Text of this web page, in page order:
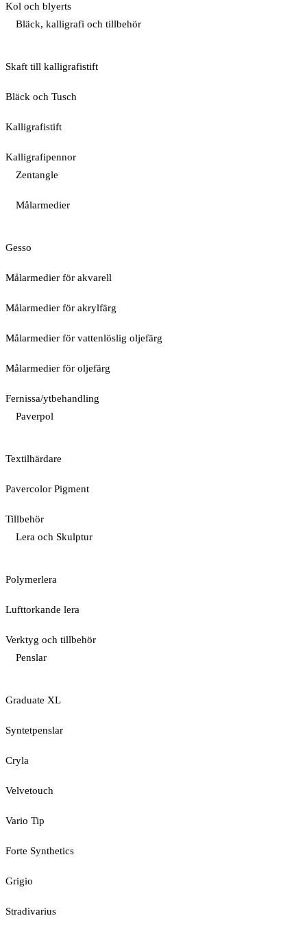
Kol och blyerts
Bläck, kalligrafi och tillbehör
Skaft till kalligrafistift
Bläck och Tusch
Kalligrafistift
Kalligrafipennor
Zentangle
Målarmedier
Gesso
Målarmedier för akvarell
Målarmedier för akrylfärg
Målarmedier för vattenlöslig oljefärg
Målarmedier för oljefärg
Fernissa/ytbehandling
Paverpol
Textilhärdare
Pavercolor Pigment
Tillbehör
Lera och Skulptur
Polymerlera
Lufttorkande lera
Verktyg och tillbehör
Penslar
Graduate XL
Syntetpenslar
Cryla
Velvetouch
Vario Tip
Forte Synthetics
Grigio
Stradivarius